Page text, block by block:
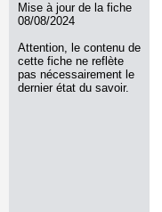
Mise à jour de la fiche
08/08/2024
Attention, le contenu de
cette fiche ne reflète
pas nécessairement le
dernier état du savoir.